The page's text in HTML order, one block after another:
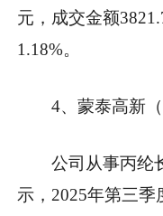
元，成交金额
1.18%。
4、蒙泰高新（
公司从事丙纶
示，2025年第三季